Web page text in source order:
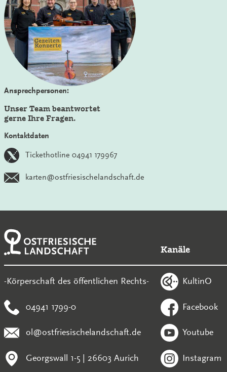
Ansprechpersonen:
Unser Team beantwortet
gerne Ihre Fragen.
Kontaktdaten
Tickethotline 04941 179967
karten@ostfriesischelandschaft.de
-Körperschaft des öffentlichen Rechts-
04941 1799-0
ol@ostfriesischelandschaft.de
Georgswall 1-5 | 26603 Aurich
Kanäle
KultinO
Facebook
Youtube
Instagram